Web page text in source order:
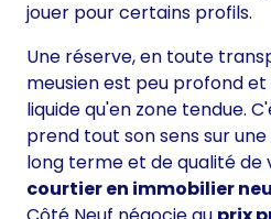
jouer pour certains profils.
Une réserve, en toute
meusien est peu profond
liquide qu'en zone tendue.
prend tout son sens sur
long terme et de qualité de
courtier en immobilier